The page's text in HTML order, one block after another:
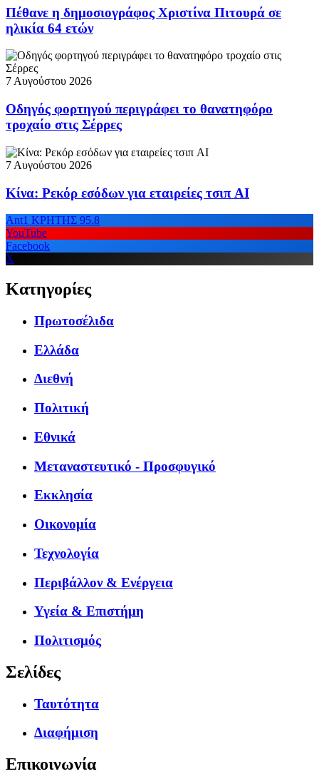
Πέθανε η δημοσιογράφος Χριστίνα Πιτουρά σε
ηλικία 64 ετών
7 Αυγούστου 2026
Οδηγός φορτηγού περιγράφει το θανατηφόρο
τροχαίο στις Σέρρες
7 Αυγούστου 2026
Κίνα: Ρεκόρ εσόδων για εταιρείες τσιπ AI
Ant1 ΚΡΗΤΗΣ 95.8
YouTube
Facebook
X
Κατηγορίες
Πρωτοσέλιδα
Ελλάδα
Διεθνή
Πολιτική
Εθνικά
Μεταναστευτικό - Προσφυγικό
Εκκλησία
Οικονομία
Τεχνολογία
Περιβάλλον & Ενέργεια
Υγεία & Επιστήμη
Πολιτισμός
Σελίδες
Ταυτότητα
Διαφήμιση
Επικοινωνία